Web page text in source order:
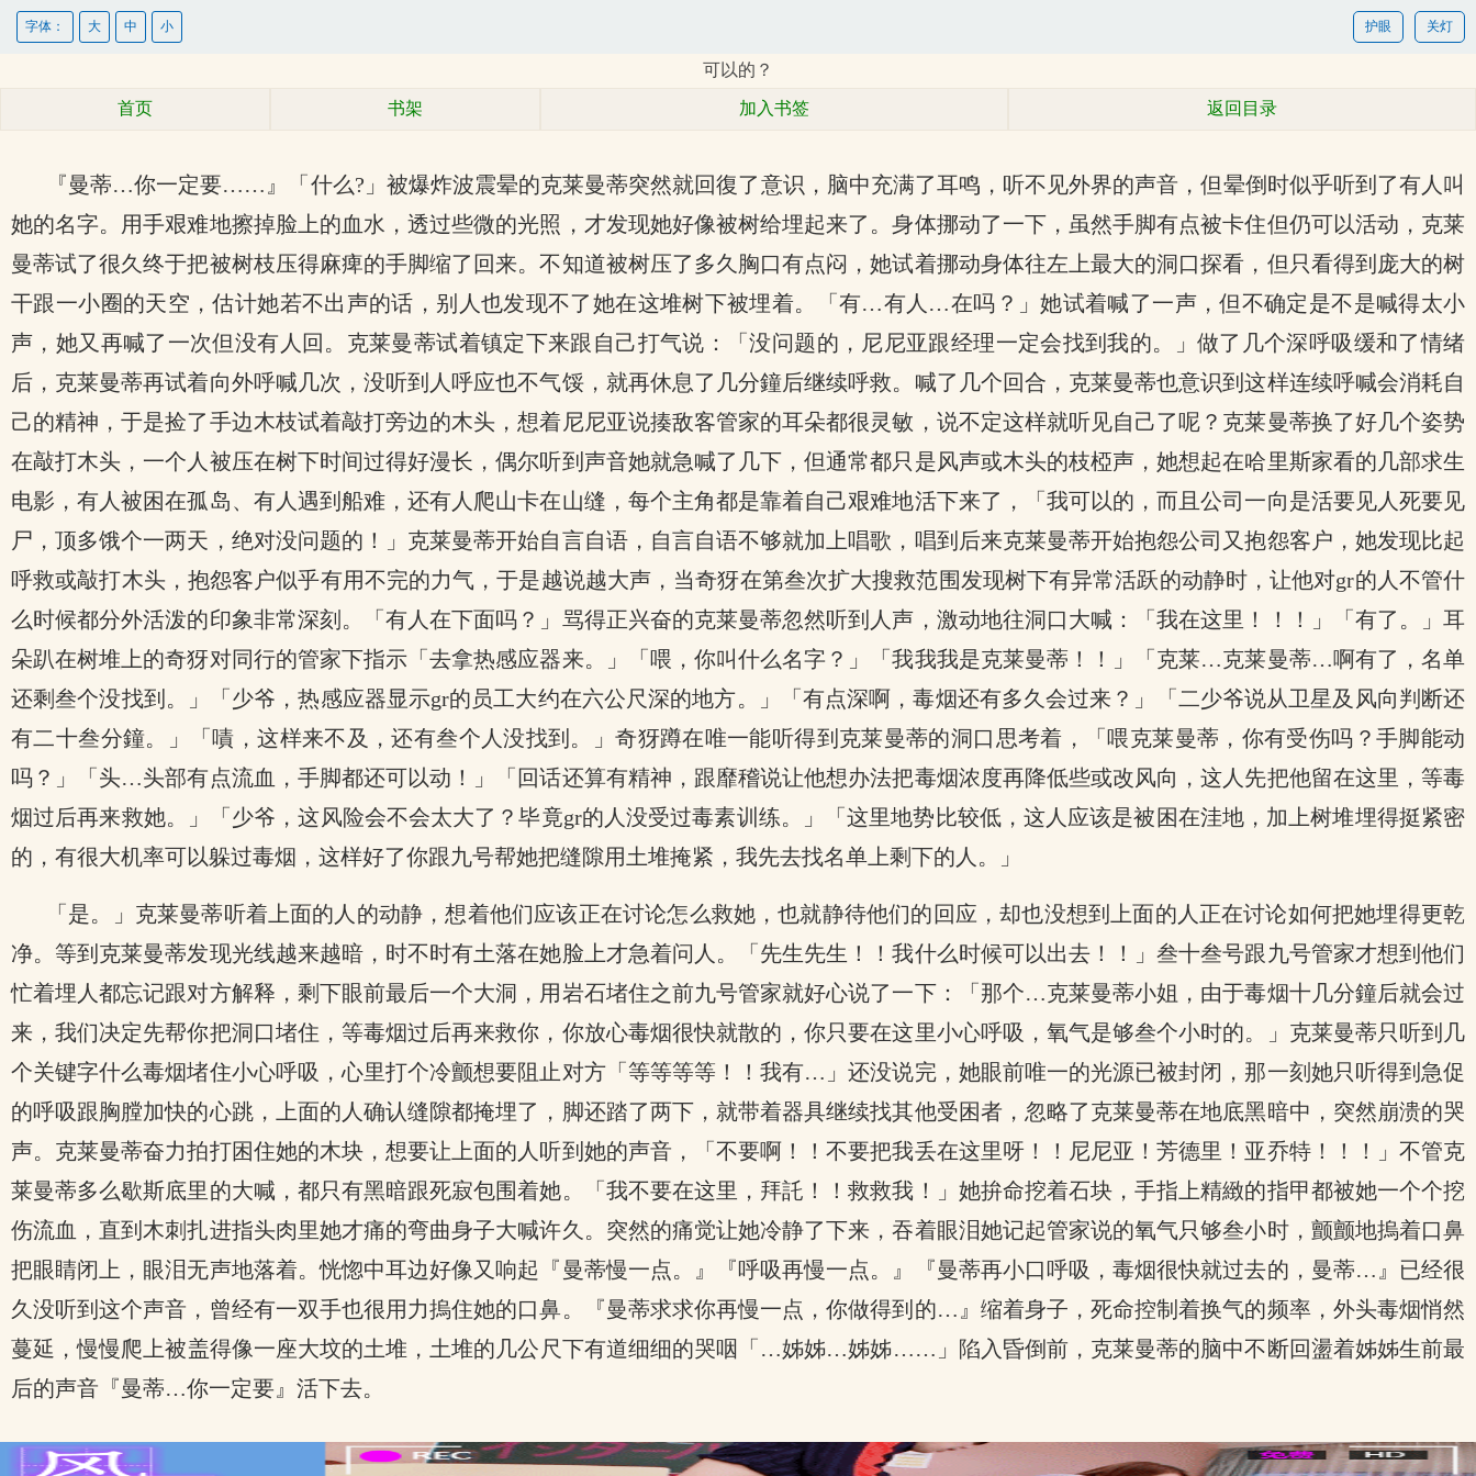
关灯
护眼
字体： 大 中 小
可以的？
首页 书架 加入书签 返回目录
『曼蒂…你一定要……』「什么?」被爆炸波震晕的克莱曼蒂突然就回復了意识，脑中充满了耳鸣，听不见外界的声音，但晕倒时似乎听到了有人叫
她的名字。用手艰难地擦掉脸上的血水，透过些微的光照，才发现她好像被树给埋起来了。身体挪动了一下，虽然手脚有点被卡住但仍可以活动，克莱
曼蒂试了很久终于把被树枝压得麻痺的手脚缩了回来。不知道被树压了多久胸口有点闷，她试着挪动身体往左上最大的洞口探看，但只看得到庞大的树
干跟一小圈的天空，估计她若不出声的话，别人也发现不了她在这堆树下被埋着。「有…有人…在吗？」她试着喊了一声，但不确定是不是喊得太小
声，她又再喊了一次但没有人回。克莱曼蒂试着镇定下来跟自己打气说：「没问题的，尼尼亚跟经理一定会找到我的。」做了几个深呼吸缓和了情绪
后，克莱曼蒂再试着向外呼喊几次，没听到人呼应也不气馁，就再休息了几分鐘后继续呼救。喊了几个回合，克莱曼蒂也意识到这样连续呼喊会消耗自
己的精神，于是捡了手边木枝试着敲打旁边的木头，想着尼尼亚说揍敌客管家的耳朵都很灵敏，说不定这样就听见自己了呢？克莱曼蒂换了好几个姿势
在敲打木头，一个人被压在树下时间过得好漫长，偶尔听到声音她就急喊了几下，但通常都只是风声或木头的枝椏声，她想起在哈里斯家看的几部求生
电影，有人被困在孤岛、有人遇到船难，还有人爬山卡在山缝，每个主角都是靠着自己艰难地活下来了，「我可以的，而且公司一向是活要见人死要见
尸，顶多饿个一两天，绝对没问题的！」克莱曼蒂开始自言自语，自言自语不够就加上唱歌，唱到后来克莱曼蒂开始抱怨公司又抱怨客户，她发现比起
呼救或敲打木头，抱怨客户似乎有用不完的力气，于是越说越大声，当奇犽在第叁次扩大搜救范围发现树下有异常活跃的动静时，让他对gr的人不管什
么时候都分外活泼的印象非常深刻。「有人在下面吗？」骂得正兴奋的克莱曼蒂忽然听到人声，激动地往洞口大喊：「我在这里！！！」「有了。」耳
朵趴在树堆上的奇犽对同行的管家下指示「去拿热感应器来。」「喂，你叫什么名字？」「我我我是克莱曼蒂！！」「克莱…克莱曼蒂…啊有了，名单
还剩叁个没找到。」「少爷，热感应器显示gr的员工大约在六公尺深的地方。」「有点深啊，毒烟还有多久会过来？」「二少爷说从卫星及风向判断还
有二十叁分鐘。」「嘖，这样来不及，还有叁个人没找到。」奇犽蹲在唯一能听得到克莱曼蒂的洞口思考着，「喂克莱曼蒂，你有受伤吗？手脚能动
吗？」「头…头部有点流血，手脚都还可以动！」「回话还算有精神，跟靡稽说让他想办法把毒烟浓度再降低些或改风向，这人先把他留在这里，等毒
烟过后再来救她。」「少爷，这风险会不会太大了？毕竟gr的人没受过毒素训练。」「这里地势比较低，这人应该是被困在洼地，加上树堆埋得挺紧密
的，有很大机率可以躲过毒烟，这样好了你跟九号帮她把缝隙用土堆掩紧，我先去找名单上剩下的人。」
「是。」克莱曼蒂听着上面的人的动静，想着他们应该正在讨论怎么救她，也就静待他们的回应，却也没想到上面的人正在讨论如何把她埋得更乾
净。等到克莱曼蒂发现光线越来越暗，时不时有土落在她脸上才急着问人。「先生先生！！我什么时候可以出去！！」叁十叁号跟九号管家才想到他们
忙着埋人都忘记跟对方解释，剩下眼前最后一个大洞，用岩石堵住之前九号管家就好心说了一下：「那个…克莱曼蒂小姐，由于毒烟十几分鐘后就会过
来，我们决定先帮你把洞口堵住，等毒烟过后再来救你，你放心毒烟很快就散的，你只要在这里小心呼吸，氧气是够叁个小时的。」克莱曼蒂只听到几
个关键字什么毒烟堵住小心呼吸，心里打个冷颤想要阻止对方「等等等等！！我有…」还没说完，她眼前唯一的光源已被封闭，那一刻她只听得到急促
的呼吸跟胸膛加快的心跳，上面的人确认缝隙都掩埋了，脚还踏了两下，就带着器具继续找其他受困者，忽略了克莱曼蒂在地底黑暗中，突然崩溃的哭
声。克莱曼蒂奋力拍打困住她的木块，想要让上面的人听到她的声音，「不要啊！！不要把我丢在这里呀！！尼尼亚！芳德里！亚乔特！！！」不管克
莱曼蒂多么歇斯底里的大喊，都只有黑暗跟死寂包围着她。「我不要在这里，拜託！！救救我！」她拚命挖着石块，手指上精緻的指甲都被她一个个挖
伤流血，直到木刺扎进指头肉里她才痛的弯曲身子大喊许久。突然的痛觉让她冷静了下来，吞着眼泪她记起管家说的氧气只够叁小时，颤颤地摀着口鼻
把眼睛闭上，眼泪无声地落着。恍惚中耳边好像又响起『曼蒂慢一点。』『呼吸再慢一点。』『曼蒂再小口呼吸，毒烟很快就过去的，曼蒂…』已经很
久没听到这个声音，曾经有一双手也很用力摀住她的口鼻。『曼蒂求求你再慢一点，你做得到的…』缩着身子，死命控制着换气的频率，外头毒烟悄然
蔓延，慢慢爬上被盖得像一座大坟的土堆，土堆的几公尺下有道细细的哭咽「…姊姊…姊姊……」陷入昏倒前，克莱曼蒂的脑中不断回盪着姊姊生前最
后的声音『曼蒂…你一定要』活下去。